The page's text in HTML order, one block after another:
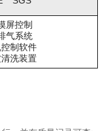
屏控制
气系统
制软件
洗装置